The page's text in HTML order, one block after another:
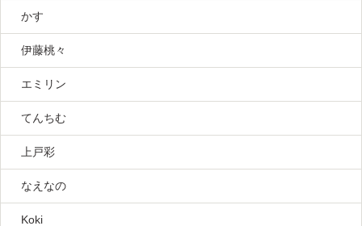
かす
伊藤桃々
エミリン
てんちむ
上戸彩
なえなの
Koki